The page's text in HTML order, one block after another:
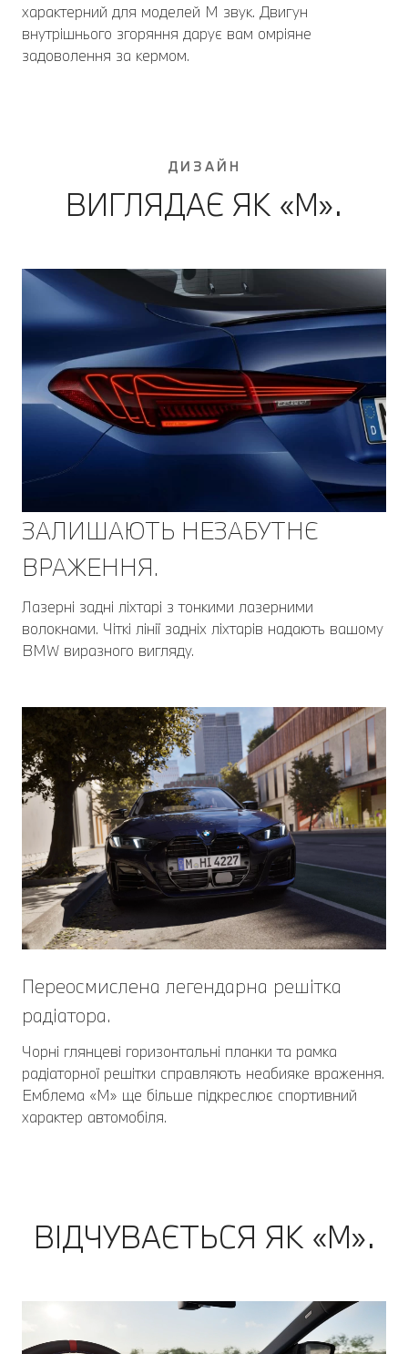
характерний для моделей M звук. Двигун
внутрішнього згоряння дарує вам омріяне
задоволення за кермом.
ДИЗАЙН
ВИГЛЯДАЄ ЯК «М».
ЗАЛИШАЮТЬ НЕЗАБУТНЄ
ВРАЖЕННЯ.
Лазерні задні ліхтарі з тонкими лазерними
волокнами. Чіткі лінії задніх ліхтарів надають вашому
BMW виразного вигляду.
Переосмислена легендарна решітка
радіатора.
Чорні глянцеві горизонтальні планки та рамка
радіаторної решітки справляють неабияке враження.
Емблема «M» ще більше підкреслює спортивний
характер автомобіля.
ВІДЧУВАЄТЬСЯ ЯК «М».